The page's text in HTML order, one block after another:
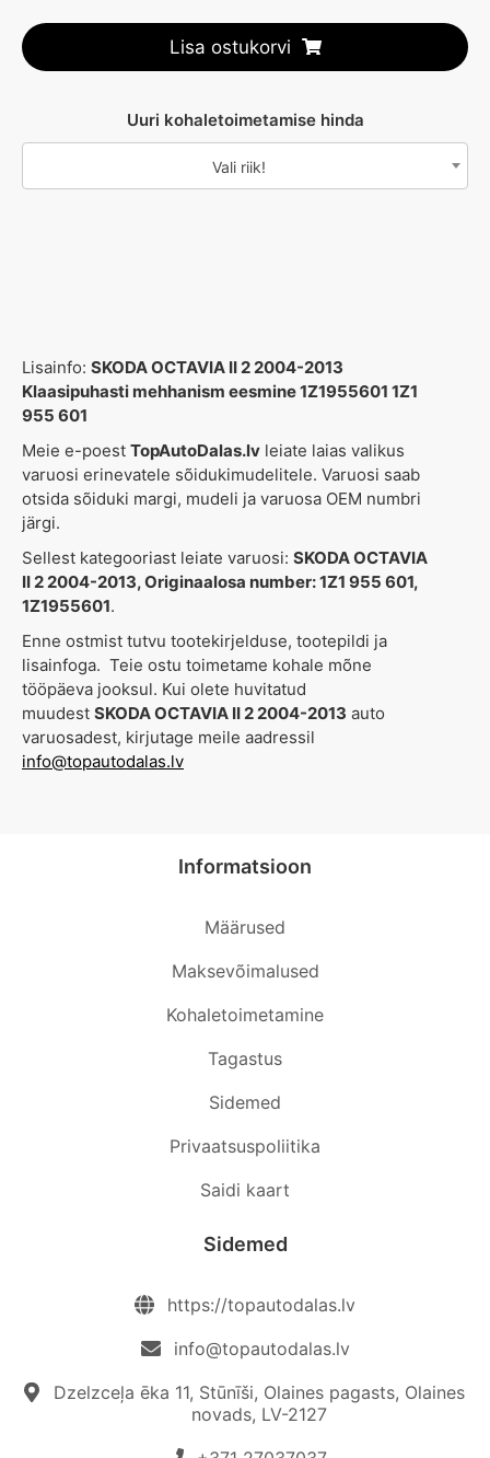
Lisa ostukorvi
Uuri kohaletoimetamise hinda
Vali riik!
Lisainfo: SKODA OCTAVIA II 2 2004-2013
Klaasipuhasti mehhanism eesmine 1Z1955601 1Z1
955 601
Meie e-poest TopAutoDalas.lv leiate laias valikus
varuosi erinevatele sõidukimudelitele. Varuosi saab
otsida sõiduki margi, mudeli ja varuosa OEM numbri
järgi.
Sellest kategooriast leiate varuosi: SKODA OCTAVIA
II 2 2004-2013, Originaalosa number: 1Z1 955 601,
1Z1955601.
Enne ostmist tutvu tootekirjelduse, tootepildi ja
lisainfoga. Teie ostu toimetame kohale mõne
tööpäeva jooksul. Kui olete huvitatud
muudest SKODA OCTAVIA II 2 2004-2013 auto
varuosadest, kirjutage meile aadressil
info@topautodalas.lv
Informatsioon
Määrused
Maksevõimalused
Kohaletoimetamine
Tagastus
Sidemed
Privaatsuspoliitika
Saidi kaart
Sidemed
https://topautodalas.lv
info@topautodalas.lv
Dzelzceļa ēka 11, Stūnīši, Olaines pagasts, Olaines
novads, LV-2127